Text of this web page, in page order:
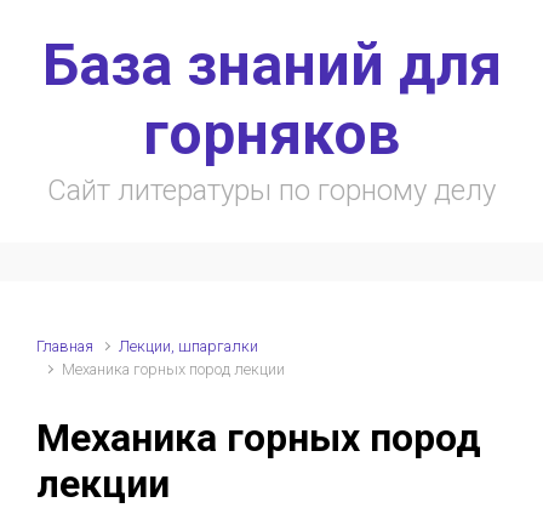
База знаний для
горняков
Сайт литературы по горному делу
Главная
Лекции, шпаргалки
Механика горных пород лекции
Механика горных пород
лекции